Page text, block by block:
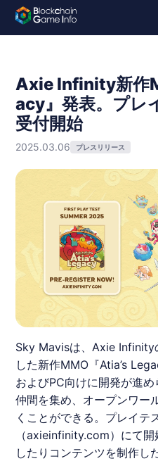
Axie Infinity新作
acy』発表。プレ
受付開始
2025.03.06 プレスリリース
Sky Mavisは、Axie Infinity
した新作MMO『Atia’s
およびPC向けに開発が進
仲間を集め、オープンワー
くことができる。プレイテ
（axieinfinity.com）にて
したりコンテンツを制作し